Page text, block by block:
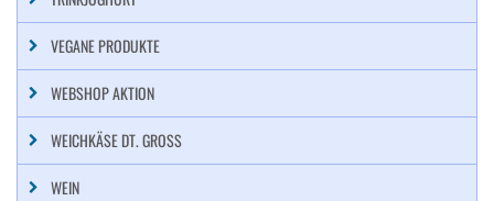
VEGANE PRODUKTE
WEBSHOP AKTION
WEICHKÄSE DT. GROSS
WEIN